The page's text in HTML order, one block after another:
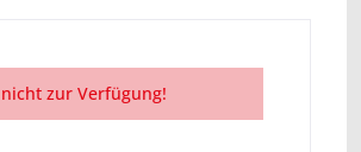
zur Verfügung!